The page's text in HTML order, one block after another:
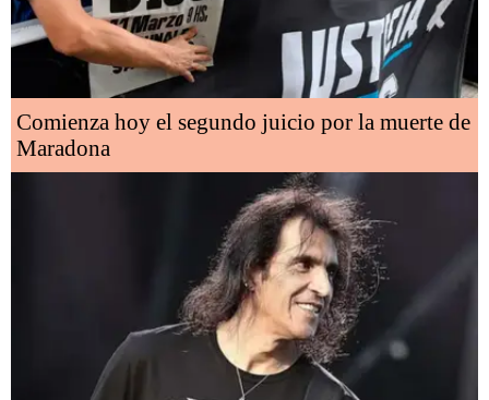
Comienza hoy el segundo juicio por la muerte de
Maradona